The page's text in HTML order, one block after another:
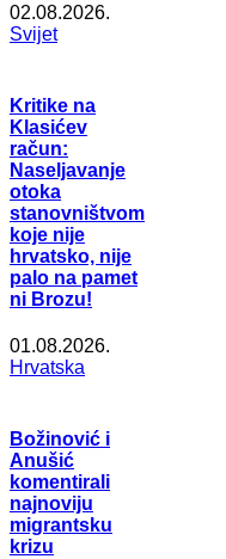
02.08.2026.
Svijet
Kritike na
Klasićev
račun:
Naseljavanje
otoka
stanovništvom
koje nije
hrvatsko, nije
palo na pamet
ni Brozu!
01.08.2026.
Hrvatska
Božinović i
Anušić
komentirali
najnoviju
migrantsku
krizu